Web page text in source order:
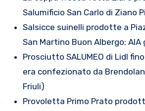
Salumificio San Carlo di Ziano
Salsicce suinelli prodotte a
San Martino Buon Albergo; AIA
Prosciutto SALUMEO di Lidl
era confezionato da
Friuli)
Provoletta Primo Prato